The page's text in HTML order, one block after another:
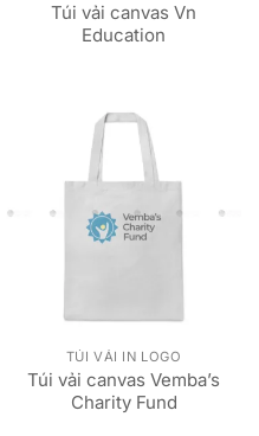
Túi vải canvas Vn
Education
TÚI VẢI IN LOGO
Túi vải canvas Vemba’s
Charity Fund